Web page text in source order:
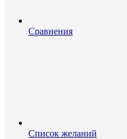
Сравнения
Список желаний